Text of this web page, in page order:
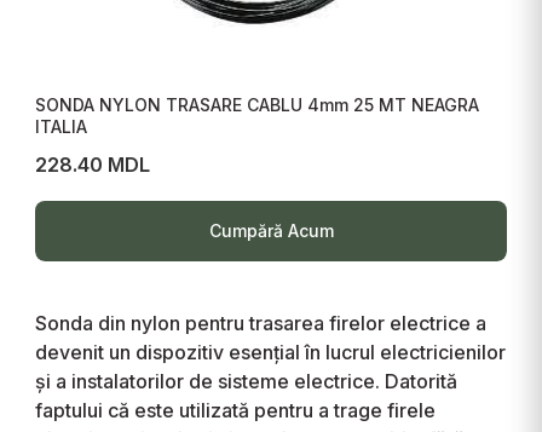
SONDA NYLON TRASARE CABLU 4mm 25 MT NEAGRA
ITALIA
228.40 MDL
Cumpără Acum
Sonda din nylon pentru trasarea firelor electrice a
devenit un dispozitiv esențial în lucrul electricienilor
și a instalatorilor de sisteme electrice. Datorită
faptului că este utilizată pentru a trage firele